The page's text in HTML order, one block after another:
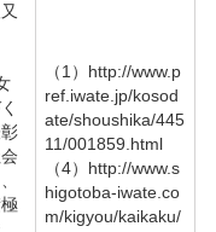
（1）http://www.p
ref.iwate.jp/kosod
ate/shoushika/445
11/001859.html
（4）http://www.s
higotoba-iwate.co
m/kigyou/kaikaku/